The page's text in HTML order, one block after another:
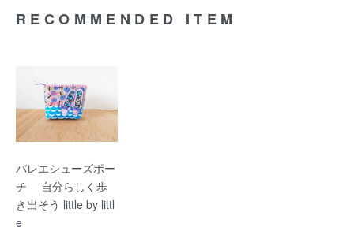
RECOMMENDED ITEM
バレエシューズポー
チ 自分らしく歩
き出そう little by littl
e